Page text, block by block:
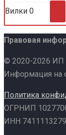
Вилки 0
Правовая
© 2020-2026 ИП
Информация на
Политика
ОГРНИП
ИНН